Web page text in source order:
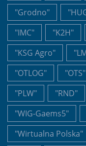
"Grodno"
"IMC"
"K2H"
"KSG Agro"
"OTLOG"
"OTS"
"PLW"
"RND"
"WIG-Gaems5"
"Wirtualna Polska"